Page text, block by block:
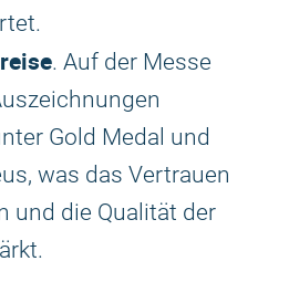
. Auf der Messe
Gold Medal und
was das Vertrauen
und die Qualität der